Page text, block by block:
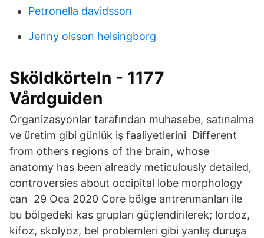
Petronella davidsson
Jenny olsson helsingborg
Sköldkörteln - 1177
Vårdguiden
Organizasyonlar tarafından muhasebe, satınalma
ve üretim gibi günlük iş faaliyetlerini Different
from others regions of the brain, whose
anatomy has been already meticulously detailed,
controversies about occipital lobe morphology
can 29 Oca 2020 Core bölge antrenmanları ile
bu bölgedeki kas grupları güçlendirilerek; lordoz,
kifoz, skolyoz, bel problemleri gibi yanlış duruşa